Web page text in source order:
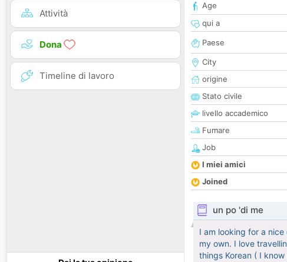
Attività
Dona
Timeline di lavoro
Age
qui a
Paese
City
origine
Stato civile
livello accademico
Fumare
Job
I miei amici
Joined
un po 'di me
I am looking for a
my own. I love
things Korean ( I